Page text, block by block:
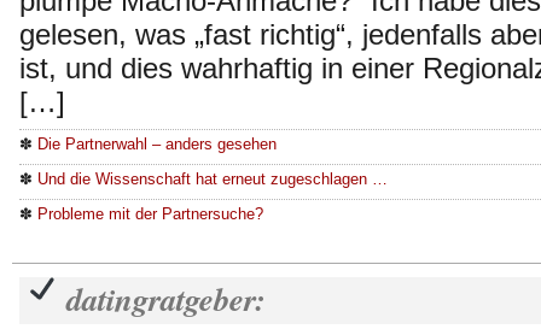
gelesen, was „fast richtig“, jedenfalls
ist, und dies wahrhaftig in einer
[…]
✽ Die Partnerwahl – anders gesehen
✽ Und die Wissenschaft hat erneut zugeschlagen …
✽ Probleme mit der Partnersuche?
datingratgeber: